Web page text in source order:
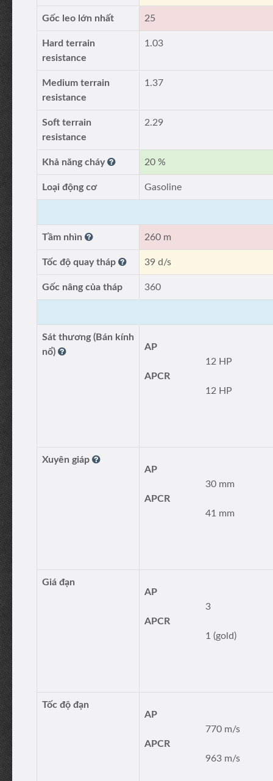
Gốc leo lớn nhất 25
Hard terrain
resistance
1.03
Medium terrain
resistance
1.37
Soft terrain
resistance
2.29
Khả năng cháy 20 %
Loại động cơ Gasoline
Tầm nhìn 260 m
Tốc độ quay tháp 39 d/s
Gốc nâng của tháp 360
Sát thương (Bán kính
nổ)
AP
12 HP
APCR
12 HP
Xuyên giáp
AP
30 mm
APCR
41 mm
Giá đạn
AP
3
APCR
1 (gold)
Tốc độ đạn
AP
770 m/s
APCR
963 m/s